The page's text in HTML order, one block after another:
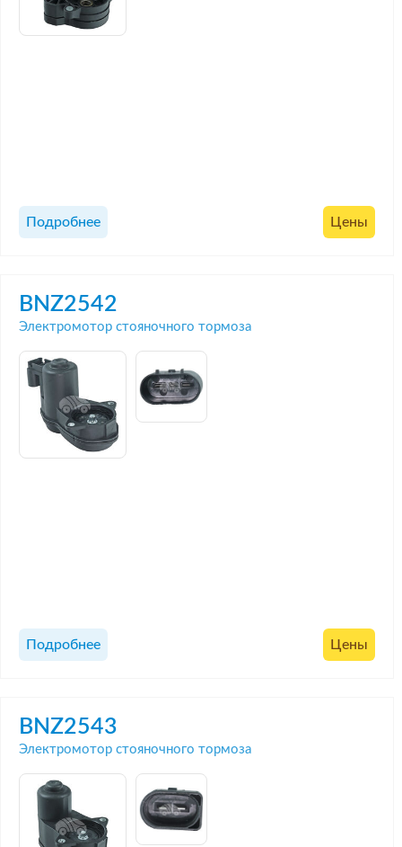
Подробнее Цены
BNZ2542
Электромотор стояночного тормоза
Подробнее Цены
BNZ2543
Электромотор стояночного тормоза